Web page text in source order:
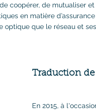
coopérer, de mutualiser
en matière
optique que le réseau et
Traduction de
En 2015, à